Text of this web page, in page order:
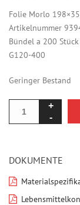
Folie Morlo 198×35
Artikelnummer
Bündel a 200 Stück
G120-400
Geringer Bestand
DOKUMENTE